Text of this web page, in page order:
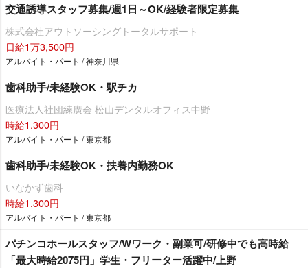
交通誘導スタッフ募集/週1日～OK/経験者限定募集
株式会社アウトソーシングトータルサポート
日給1万3,500円
アルバイト・パート / 神奈川県
歯科助手/未経験OK・駅チカ
医療法人社団練廣会 松山デンタルオフィス中野
時給1,300円
アルバイト・パート / 東京都
歯科助手/未経験OK・扶養内勤務OK
いなかず歯科
時給1,300円
アルバイト・パート / 東京都
パチンコホールスタッフ/Wワーク・副業可/研修中でも高時給
「最大時給2075円」学生・フリーター活躍中/上野